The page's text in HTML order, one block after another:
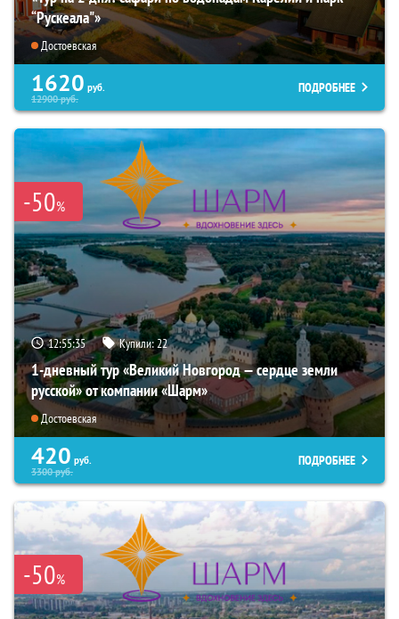
“Рускеала"»
Достоевская
1620 руб.
12900руб.
ПОДРОБНЕЕ
-50%
12:55:34 Купили:22
1-дневный тур «Великий Новгород — сердце земли
русской» от компании «Шарм»
Достоевская
420 руб.
3300руб.
ПОДРОБНЕЕ
-50%